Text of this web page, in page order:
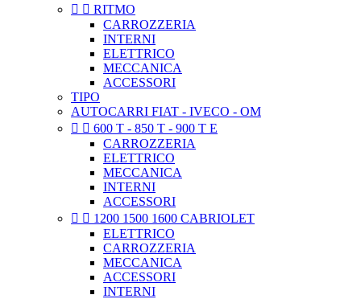
  RITMO
CARROZZERIA
INTERNI
ELETTRICO
MECCANICA
ACCESSORI
TIPO
AUTOCARRI FIAT - IVECO - OM
  600 T - 850 T - 900 T E
CARROZZERIA
ELETTRICO
MECCANICA
INTERNI
ACCESSORI
  1200 1500 1600 CABRIOLET
ELETTRICO
CARROZZERIA
MECCANICA
ACCESSORI
INTERNI